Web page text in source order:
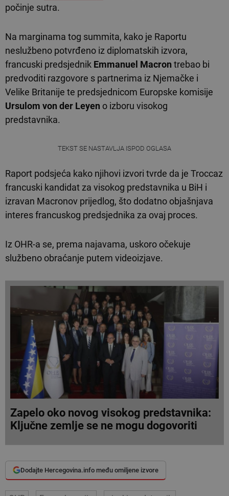
počinje sutra.
Na marginama tog summita, kako je Raportu
neslužbeno potvrđeno iz diplomatskih izvora,
francuski predsjednik Emmanuel Macron trebao bi
predvoditi razgovore s partnerima iz Njemačke i
Velike Britanije te predsjednicom Europske komisije
Ursulom von der Leyen o izboru visokog
predstavnika.
TEKST SE NASTAVLJA ISPOD OGLASA
Raport podsjeća kako njihovi izvori tvrde da je Troccaz
francuski kandidat za visokog predstavnika u BiH i
izravan Macronov prijedlog, što dodatno objašnjava
interes francuskog predsjednika za ovaj proces.
Iz OHR-a se, prema najavama, uskoro očekuje
službeno obraćanje putem videoizjave.
Zapelo oko novog visokog predstavnika:
Ključne zemlje se ne mogu dogovoriti
Dodajte Hercegovina.info među omiljene izvore